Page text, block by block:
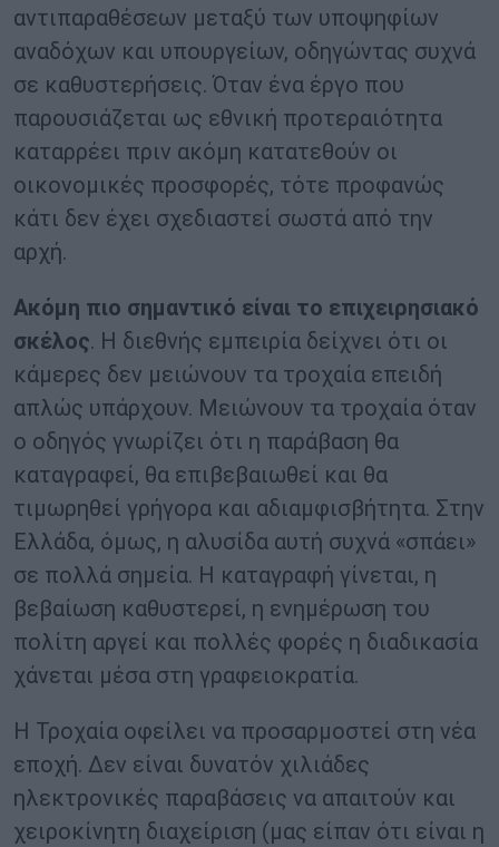
αντιπαραθέσεων μεταξύ των υποψηφίων
αναδόχων και υπουργείων, οδηγώντας συχνά
σε καθυστερήσεις. Όταν ένα έργο που
παρουσιάζεται ως εθνική προτεραιότητα
καταρρέει πριν ακόμη κατατεθούν οι
οικονομικές προσφορές, τότε προφανώς
κάτι δεν έχει σχεδιαστεί σωστά από την
αρχή.
Ακόμη πιο σημαντικό είναι το επιχειρησιακό
σκέλος. Η διεθνής εμπειρία δείχνει ότι οι
κάμερες δεν μειώνουν τα τροχαία επειδή
απλώς υπάρχουν. Μειώνουν τα τροχαία όταν
ο οδηγός γνωρίζει ότι η παράβαση θα
καταγραφεί, θα επιβεβαιωθεί και θα
τιμωρηθεί γρήγορα και αδιαμφισβήτητα. Στην
Ελλάδα, όμως, η αλυσίδα αυτή συχνά «σπάει»
σε πολλά σημεία. Η καταγραφή γίνεται, η
βεβαίωση καθυστερεί, η ενημέρωση του
πολίτη αργεί και πολλές φορές η διαδικασία
χάνεται μέσα στη γραφειοκρατία.
Η Τροχαία οφείλει να προσαρμοστεί στη νέα
εποχή. Δεν είναι δυνατόν χιλιάδες
ηλεκτρονικές παραβάσεις να απαιτούν και
χειροκίνητη διαχείριση (μας είπαν ότι είναι η